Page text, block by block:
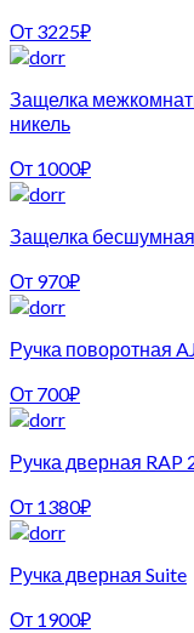
От 3225₽
Защелка
никель
От 1000₽
Защелка
От 970₽
Ручка поворотная
От 700₽
Ручка дверная RAP
От 1380₽
Ручка дверная Suite
От 1900₽